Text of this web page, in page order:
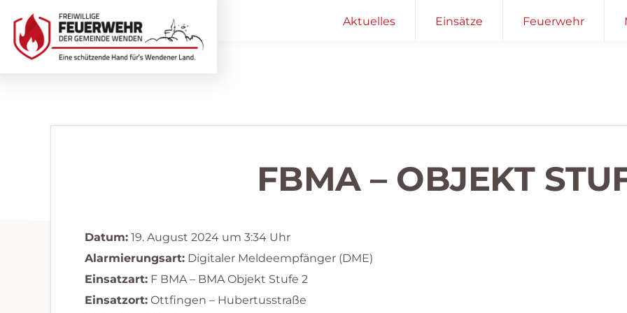
Hauptnavigation
springen
Inhalt
springen
Aktuelles Einsätze Feuerwehr
FBMA – OBJEKT
Datum: 19. August 2024 um 3:34 Uhr
Alarmierungsart: Digitaler Meldeempfänger (DME)
Einsatzart: F BMA – BMA Objekt Stufe 2
Einsatzort: Ottfingen – Hubertusstraße